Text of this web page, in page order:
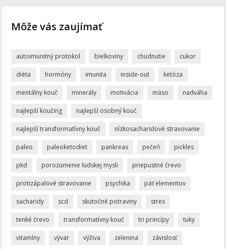
Môže vás zaujímať
autoimunitný protokol bielkoviny chudnutie cukor
diéta hormóny imunita inside-out ketóza
mentálny kouč minerály motivácia mäso nadváha
najlepší koučing najlepší osobný kouč
najlepší transformatívny kouč nízkosacharidové stravovanie
paleo paleoketodiet pankreas pečeň pickles
pkd porozumenie ľudskej mysli priepustné črevo
protizápalové stravovanie psychika päť elementov
sacharidy scd skutočné potraviny stres
tenké črevo transformatívny kouč tri princípy tuky
vitamíny vývar výživa zelenina závislosť